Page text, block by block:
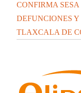
CONFIRMA
DEFUNCIONES Y
TLAXCALA DE